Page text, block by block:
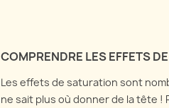
COMPRENDRE LES EFFETS
Les effets de saturation sont
ne sait plus où donner de la tête